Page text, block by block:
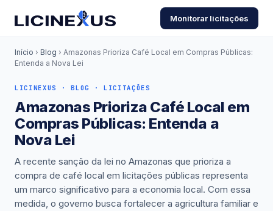
Monitorar licitações
Início › Blog › Amazonas Prioriza Café Local em Compras Públicas:
Entenda a Nova Lei
LICINEXUS · BLOG · LICITAÇÕES
Amazonas Prioriza Café Local em
Compras Públicas: Entenda a
Nova Lei
A recente sanção da lei no Amazonas que prioriza a
compra de café local em licitações públicas representa
um marco significativo para a economia local. Com essa
medida, o governo busca fortalecer a agricultura familiar e